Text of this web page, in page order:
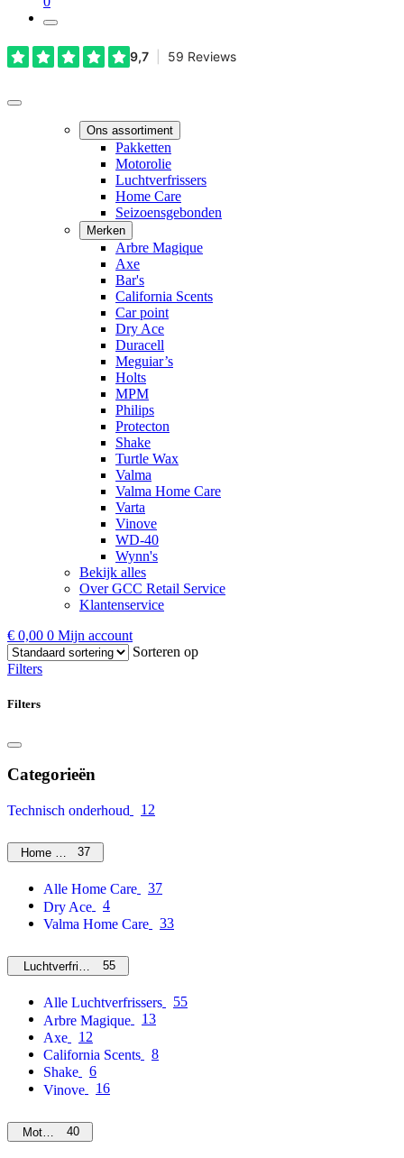
Ons assortiment
Pakketten
Motorolie
Luchtverfrissers
Home Care
Seizoensgebonden
Merken
Arbre Magique
Axe
Bar's
California Scents
Car point
Dry Ace
Duracell
Meguiar’s
Holts
MPM
Philips
Protecton
Shake
Turtle Wax
Valma
Valma Home Care
Varta
Vinove
WD-40
Wynn's
Bekijk alles
Over GCC Retail Service
Klantenservice
€ 0,00 0 Mijn account
Sorteren op
Filters
Filters
Categorieën
Technisch onderhoud 12
Home Care37
Alle Home Care
37
Dry Ace
4
Valma Home Care
33
Luchtverfrissers55
Alle Luchtverfrissers
55
Arbre Magique
13
Axe
12
California Scents
8
Shake
6
Vinove
16
Motorolie40